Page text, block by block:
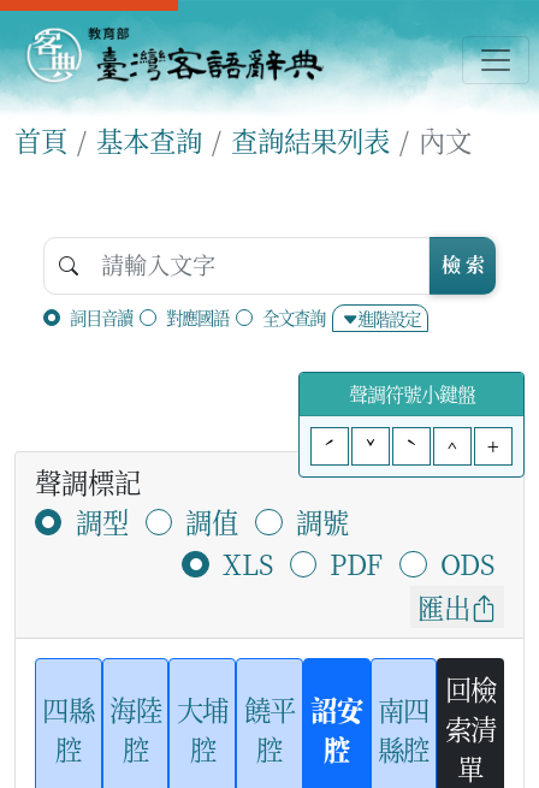
首頁 基本查詢 查詢結果列表 內文
詞目音讀 對應國語 全文查詢 進階設定
檢 索
聲調符號小鍵盤
ˊ
ˇ ˋ ^ +
聲調標記
調型
調值
調號
XLS
PDF
ODS
匯出
四縣
腔
海陸
腔
大埔
腔
饒平
腔
詔安
腔
南四
縣腔
回檢
索清
單